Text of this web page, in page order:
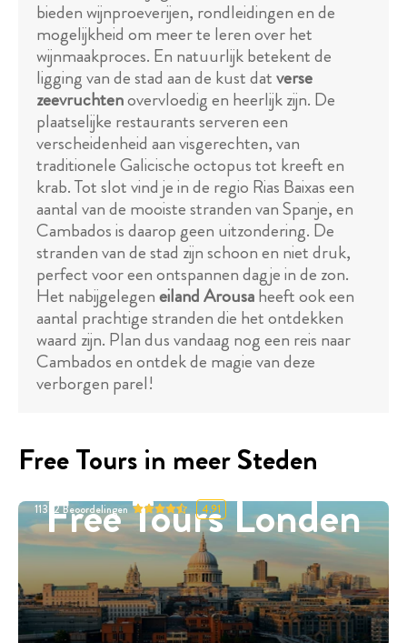
bieden wijnproeverijen, rondleidingen en de
mogelijkheid om meer te leren over het
wijnmaakproces. En natuurlijk betekent de
ligging van de stad aan de kust datverse
zeevruchtenovervloedig en heerlijk zijn. De
plaatselijke restaurants serveren een
verscheidenheid aan visgerechten, van
traditionele Galicische octopus tot kreeft en
krab. Tot slot vind je in de regio Rias Baixas een
aantal van de mooiste stranden van Spanje, en
Cambados is daarop geen uitzondering. De
stranden van de stad zijn schoon en niet druk,
perfect voor een ontspannen dagje in de zon.
Het nabijgelegeneiland Arousaheeft ook een
aantal prachtige stranden die het ontdekken
waard zijn. Plan dus vandaag nog een reis naar
Cambados en ontdek de magie van deze
verborgen parel!
Free Tours in meer Steden
Free Tours Londen
11332Beoordelingen 4.91